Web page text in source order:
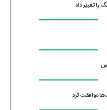
را تغییر داد
موافقت کرد